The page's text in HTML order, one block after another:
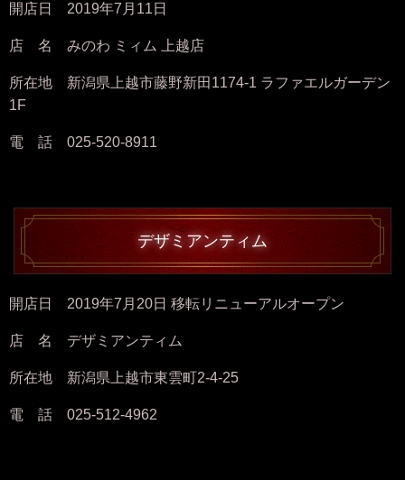
開店日 2019年7月11日
店 名 みのわ ミィム 上越店
所在地 新潟県上越市藤野新田1174-1 ラファエルガーデン
1F
電 話 025-520-8911
デザミアンティム
開店日 2019年7月20日 移転リニューアルオープン
店 名 デザミアンティム
所在地 新潟県上越市東雲町2-4-25
電 話 025-512-4962